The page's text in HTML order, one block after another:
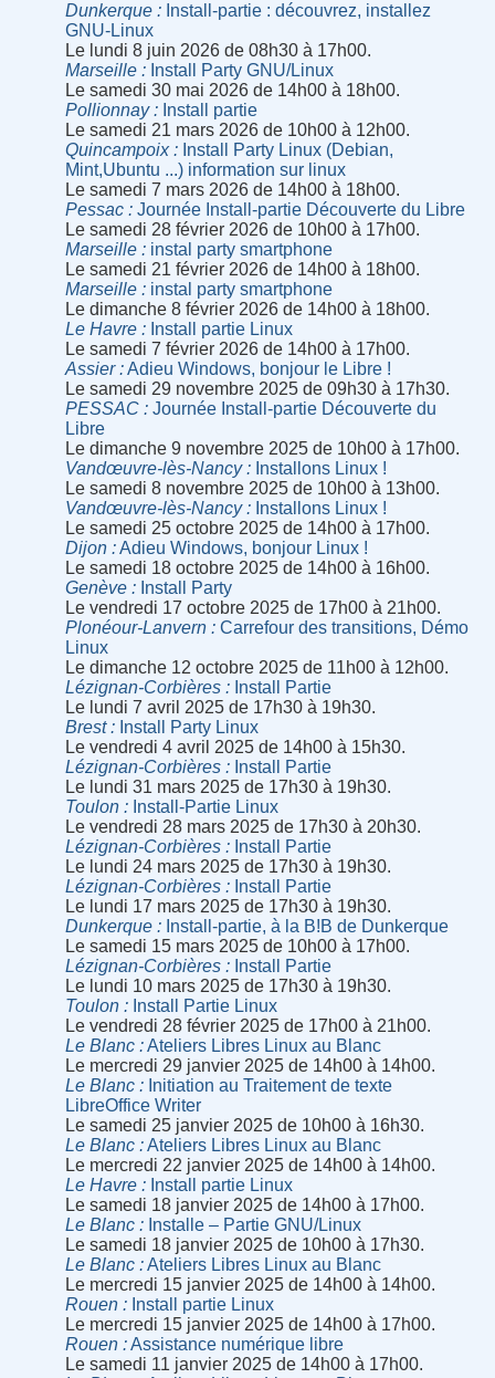
Dunkerque
Install-partie : découvrez, installez
GNU-Linux
Le lundi 8 juin 2026 de 08h30 à 17h00.
Marseille
Install Party GNU/Linux
Le samedi 30 mai 2026 de 14h00 à 18h00.
Pollionnay
Install partie
Le samedi 21 mars 2026 de 10h00 à 12h00.
Quincampoix
Install Party Linux (Debian,
Mint,Ubuntu ...) information sur linux
Le samedi 7 mars 2026 de 14h00 à 18h00.
Pessac
Journée Install-partie Découverte du Libre
Le samedi 28 février 2026 de 10h00 à 17h00.
Marseille
instal party smartphone
Le samedi 21 février 2026 de 14h00 à 18h00.
Marseille
instal party smartphone
Le dimanche 8 février 2026 de 14h00 à 18h00.
Le Havre
Install partie Linux
Le samedi 7 février 2026 de 14h00 à 17h00.
Assier
Adieu Windows, bonjour le Libre !
Le samedi 29 novembre 2025 de 09h30 à 17h30.
PESSAC
Journée Install-partie Découverte du
Libre
Le dimanche 9 novembre 2025 de 10h00 à 17h00.
Vandœuvre-lès-Nancy
Installons Linux !
Le samedi 8 novembre 2025 de 10h00 à 13h00.
Vandœuvre-lès-Nancy
Installons Linux !
Le samedi 25 octobre 2025 de 14h00 à 17h00.
Dijon
Adieu Windows, bonjour Linux !
Le samedi 18 octobre 2025 de 14h00 à 16h00.
Genève
Install Party
Le vendredi 17 octobre 2025 de 17h00 à 21h00.
Plonéour-Lanvern
Carrefour des transitions, Démo
Linux
Le dimanche 12 octobre 2025 de 11h00 à 12h00.
Lézignan-Corbières
Install Partie
Le lundi 7 avril 2025 de 17h30 à 19h30.
Brest
Install Party Linux
Le vendredi 4 avril 2025 de 14h00 à 15h30.
Lézignan-Corbières
Install Partie
Le lundi 31 mars 2025 de 17h30 à 19h30.
Toulon
Install-Partie Linux
Le vendredi 28 mars 2025 de 17h30 à 20h30.
Lézignan-Corbières
Install Partie
Le lundi 24 mars 2025 de 17h30 à 19h30.
Lézignan-Corbières
Install Partie
Le lundi 17 mars 2025 de 17h30 à 19h30.
Dunkerque
Install-partie, à la B!B de Dunkerque
Le samedi 15 mars 2025 de 10h00 à 17h00.
Lézignan-Corbières
Install Partie
Le lundi 10 mars 2025 de 17h30 à 19h30.
Toulon
Install Partie Linux
Le vendredi 28 février 2025 de 17h00 à 21h00.
Le Blanc
Ateliers Libres Linux au Blanc
Le mercredi 29 janvier 2025 de 14h00 à 14h00.
Le Blanc
Initiation au Traitement de texte
LibreOffice Writer
Le samedi 25 janvier 2025 de 10h00 à 16h30.
Le Blanc
Ateliers Libres Linux au Blanc
Le mercredi 22 janvier 2025 de 14h00 à 14h00.
Le Havre
Install partie Linux
Le samedi 18 janvier 2025 de 14h00 à 17h00.
Le Blanc
Installe – Partie GNU/Linux
Le samedi 18 janvier 2025 de 10h00 à 17h30.
Le Blanc
Ateliers Libres Linux au Blanc
Le mercredi 15 janvier 2025 de 14h00 à 14h00.
Rouen
Install partie Linux
Le mercredi 15 janvier 2025 de 14h00 à 17h00.
Rouen
Assistance numérique libre
Le samedi 11 janvier 2025 de 14h00 à 17h00.